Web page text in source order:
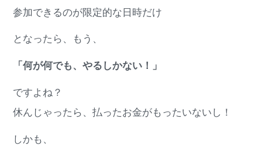
参加できるのが限定的な日時だけ
となったら、もう、
「何が何でも、やるしかない！」
ですよね？
休んじゃったら、払ったお金がもったいないし！
しかも、